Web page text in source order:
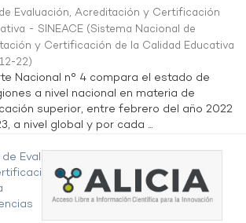
Evaluación, Acreditación y Certificación
- SINEACE (Sistema Nacional de
y Certificación de la Calidad Educativa
22)
Nacional n° 4 compara el estado de
a nivel nacional en materia de
superior, entre febrero del año 2022
a nivel global y por cada ...
Evaluación,
de la